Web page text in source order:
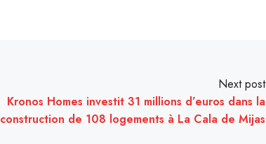
Next post
Kronos Homes investit 31 millions d’euros dans la
construction de 108 logements à La Cala de Mijas